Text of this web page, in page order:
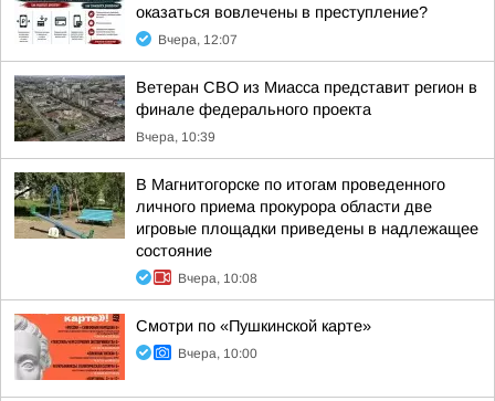
оказаться вовлечены в преступление?
Вчера, 12:07
Ветеран СВО из Миасса представит регион в
финале федерального проекта
Вчера, 10:39
В Магнитогорске по итогам проведенного
личного приема прокурора области две
игровые площадки приведены в надлежащее
состояние
Вчера, 10:08
Смотри по «Пушкинской карте»
Вчера, 10:00